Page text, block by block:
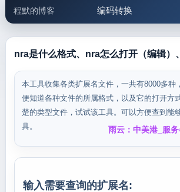
程默的博客 编码转换
邮件工具 生活便民
5.1支付宝大红包
nra是什么格式、nra怎么打开（编辑）
本工具收集各类扩展名文件，一共有8000多种
便知道各种文件的所属格式，以及它的打开方
楚的类型文件，试试该工具。可以方便查到能
具。
雨云：中美港_服
输入需要查询的扩展名: